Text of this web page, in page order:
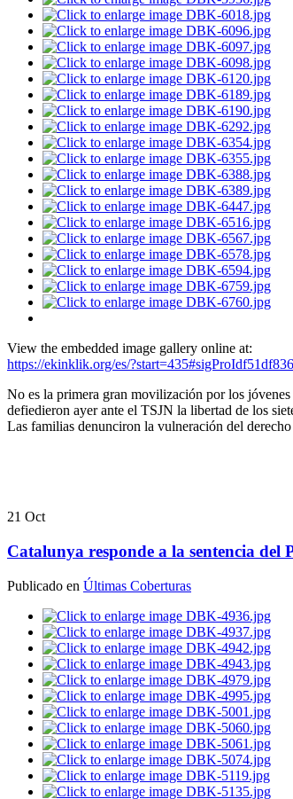
View the embedded image gallery online at:
https://ekinklik.org/es/
No es la primera gran movilización por los jóvenes
defiedieron ayer ante el TSJN la libertad de los
Las familias denunciron la vulneración del
21 Oct
Catalunya responde a la sentencia del
Publicado en Últimas Coberturas